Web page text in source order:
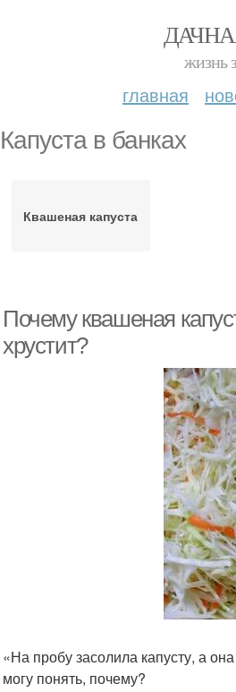
жизнь
главная
Капуста в банках
Квашеная капуста
Почему квашеная
хрустит?
«На пробу засолила капусту, а
могу понять, почему?